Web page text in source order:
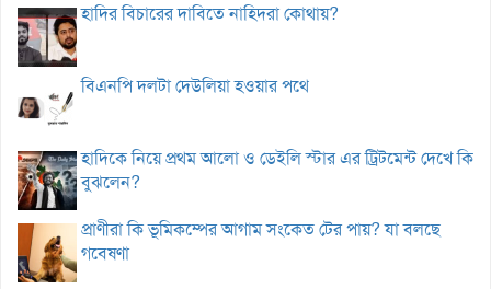
হাদির বিচারের দাবিতে নাহিদরা কোথায়?
বিএনপি দলটা দেউলিয়া হওয়ার পথে
হাদিকে নিয়ে প্রথম আলো ও ডেইলি স্টার এর ট্রিটমেন্ট দেখে কি
বুঝলেন?
প্রাণীরা কি ভূমিকম্পের আগাম সংকেত টের পায়? যা বলছে
গবেষণা